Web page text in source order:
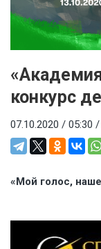
конкурс
07.10.2020 / 05:30 /
«Мой голос,